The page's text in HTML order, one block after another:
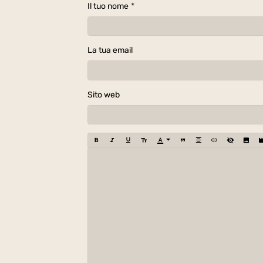
Il tuo nome
La tua email
Sito web